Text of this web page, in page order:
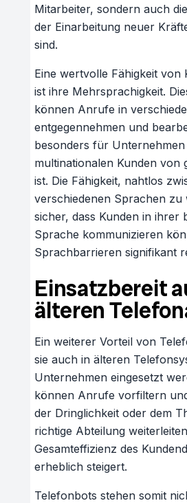
Mitarbeiter, sondern auch
der Einarbeitung neuer
sind.
Eine wertvolle Fähigkeit von
ist ihre Mehrsprachigkeit.
können Anrufe in
entgegennehmen und
besonders für Unternehmen
multinationalen Kunden von
ist. Die Fähigkeit, nahtlos
verschiedenen Sprachen zu
sicher, dass Kunden in ihrer
Sprache kommunizieren
Sprachbarrieren signifikant
Einsatzbereit
älteren
Ein weiterer Vorteil von
sie auch in älteren
Unternehmen eingesetzt
können Anrufe vorfiltern
der Dringlichkeit oder dem
richtige Abteilung
Gesamteffizienz des
erheblich steigert.
Telefonbots stehen somit